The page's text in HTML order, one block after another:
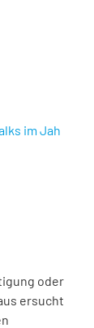
im Jah
oder
ersucht